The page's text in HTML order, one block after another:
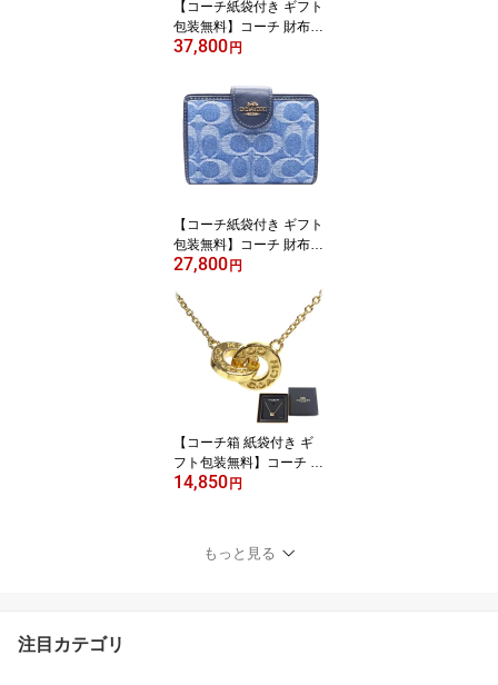
取対応商品】
【コーチ紙袋付き ギフト
包装無料】コーチ 財布 C
OACH 長財布 シグネチ
布 CEC-20 CW-778 IMP
O ピンク COACH ブラン
ド サイフ【新作 新品 限
定モデル】【COACH コ
ーチ】【サイフ さいふ】
【楽ギフ_包装】【コン
す楽】
37,800 円
【コーチ紙袋付き ギフト
包装無料】コーチ 財布 C
OACH デニム シグネチ
布 CDF-12 IMTYV COAC
H【2026 新作 新品】【C
OACH コーチ】【サイフ
さいふ 財布】【COACH
ブランド サイフ】【楽ギ
フ_包装】【コンビニ受
27,800 円
【コーチ箱 紙袋付き ギ
フト包装無料】コーチ C
OACH ネックレス ダブ
作 新品 限定モデル】【C
OACH コーチ】【楽ギフ
14,850 円
もっと見る
注目カテゴリ